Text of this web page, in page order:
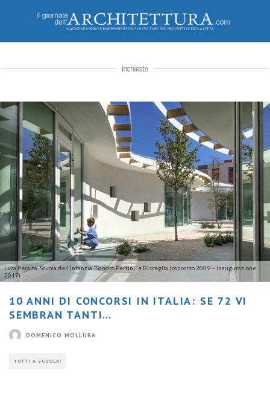
Luca Peralta, Scuola dell’Infanzia “Sandro Pertini” a Bisceglia (concorso 2009 – inaugurazione
2017)
10 ANNI DI CONCORSI IN ITALIA: SE 72 VI
SEMBRAN TANTI…
DOMENICO MOLLURA
TUTTI A SCUOLA!